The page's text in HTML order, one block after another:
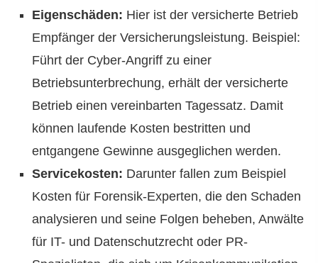
Eigenschäden: Hier ist der versicherte Betrieb
Empfänger der Versicherungsleistung. Beispiel:
Führt der Cyber-Angriff zu einer
Betriebsunterbrechung, erhält der versicherte
Betrieb einen vereinbarten Tagessatz. Damit
können laufende Kosten bestritten und
entgangene Gewinne ausgeglichen werden.
Servicekosten: Darunter fallen zum Beispiel
Kosten für Forensik-Experten, die den Schaden
analysieren und seine Folgen beheben, Anwälte
für IT- und Datenschutzrecht oder PR-